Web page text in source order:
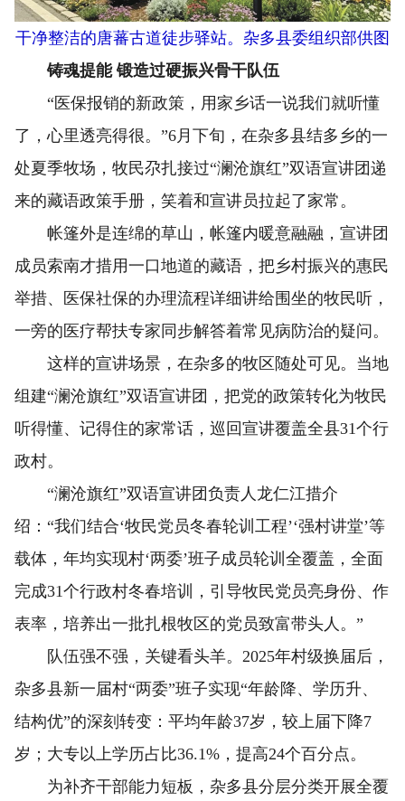
干净整洁的唐蕃古道徒步驿站。杂多县委组织部供图
铸魂提能 锻造过硬振兴骨干队伍
“医保报销的新政策，用家乡话一说我们就听懂
了，心里透亮得很。”6月下旬，在杂多县结多乡的一
处夏季牧场，牧民尕扎接过“澜沧旗红”双语宣讲团递
来的藏语政策手册，笑着和宣讲员拉起了家常。
帐篷外是连绵的草山，帐篷内暖意融融，宣讲团
成员索南才措用一口地道的藏语，把乡村振兴的惠民
举措、医保社保的办理流程详细讲给围坐的牧民听，
一旁的医疗帮扶专家同步解答着常见病防治的疑问。
这样的宣讲场景，在杂多的牧区随处可见。当地
组建“澜沧旗红”双语宣讲团，把党的政策转化为牧民
听得懂、记得住的家常话，巡回宣讲覆盖全县31个行
政村。
“澜沧旗红”双语宣讲团负责人龙仁江措介
绍：“我们结合‘牧民党员冬春轮训工程’‘强村讲堂’等
载体，年均实现村‘两委’班子成员轮训全覆盖，全面
完成31个行政村冬春培训，引导牧民党员亮身份、作
表率，培养出一批扎根牧区的党员致富带头人。”
队伍强不强，关键看头羊。2025年村级换届后，
杂多县新一届村“两委”班子实现“年龄降、学历升、
结构优”的深刻转变：平均年龄37岁，较上届下降7
岁；大专以上学历占比36.1%，提高24个百分点。
为补齐干部能力短板，杂多县分层分类开展全覆